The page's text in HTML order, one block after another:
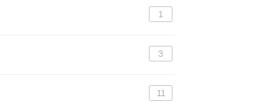
1
3
11